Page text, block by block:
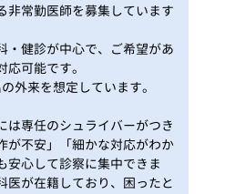
非常勤医師を募集しています
・健診が中心で、ご希望があ
可能です。
外来を想定しています。
は専任のシュライバーがつき
が不安」「細かな対応がわか
安心して診察に集中できま
医が在籍しており、困ったと